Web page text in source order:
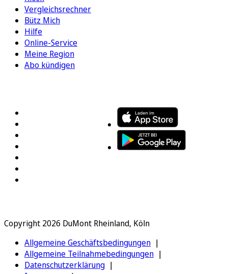
Vergleichsrechner
Bütz Mich
Hilfe
Online-Service
Meine Region
Abo kündigen
Copyright 2026 DuMont Rheinland, Köln
Allgemeine Geschäftsbedingungen
Allgemeine Teilnahmebedingungen
Datenschutzerklärung